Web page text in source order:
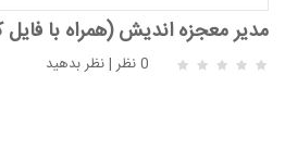
مدیر معجزه اندیش (همراه با
0 نظر |نظر بدهید